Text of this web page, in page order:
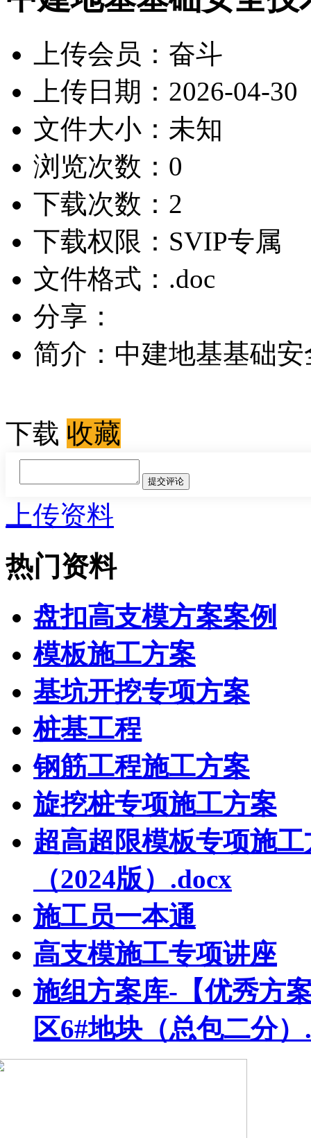
上传会员： 奋斗
上传日期： 2026-04-30
文件大小： 未知
浏览次数： 0
下载次数： 2
下载权限： SVIP专属
文件格式： .doc
分享：
简介： 中建地基基础
下载 收藏
上传资料
热门资料
盘扣高支模方案案例
模板施工方案
基坑开挖专项方案
桩基工程
钢筋工程施工方案
旋挖桩专项施工方案
超高超限模板专项施
（2024版）.docx
施工员一本通
高支模施工专项讲座
施组方案库-【优秀方
区6#地块（总包二分